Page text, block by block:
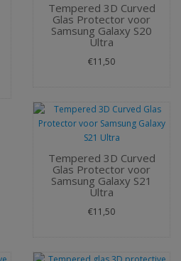
Tempered 3D Curved
Glas Protector voor
Samsung Galaxy S20
Ultra
€11,50
Tempered 3D Curved
Glas Protector voor
Samsung Galaxy S21
Ultra
€11,50